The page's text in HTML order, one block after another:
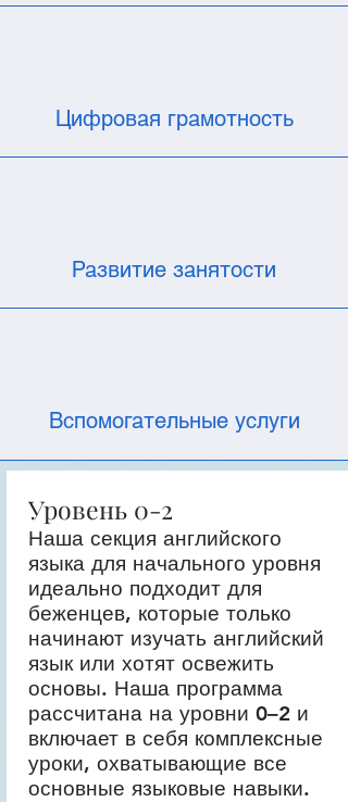
Цифровая грамотность
Развитие занятости
Вспомогательные услуги
Уровень 0-2
Наша секция английского
языка для начального уровня
идеально подходит для
беженцев, которые только
начинают изучать английский
язык или хотят освежить
основы. Наша программа
рассчитана на уровни 0–2 и
включает в себя комплексные
уроки, охватывающие все
основные языковые навыки.